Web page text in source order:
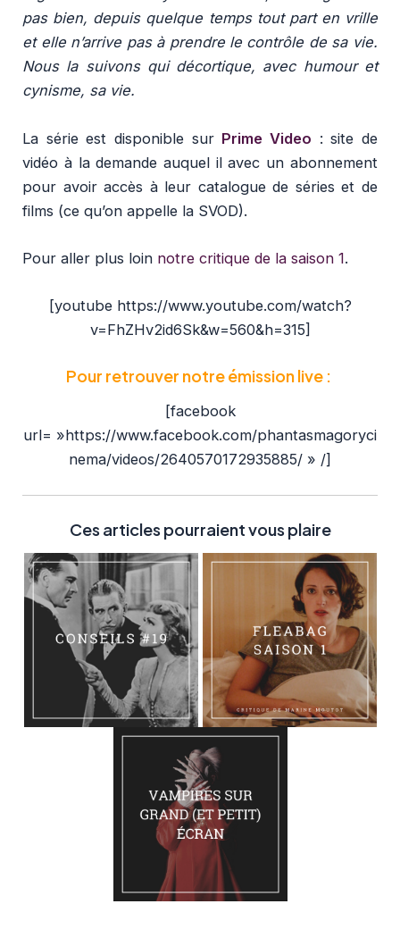
pas bien, depuis quelque temps tout part en vrille
et elle n’arrive pas à prendre le contrôle de sa vie.
Nous la suivons qui décortique, avec humour et
cynisme, sa vie.
La série est disponible sur Prime Video : site de
vidéo à la demande auquel il avec un abonnement
pour avoir accès à leur catalogue de séries et de
films (ce qu’on appelle la SVOD).
Pour aller plus loin notre critique de la saison 1.
[youtube https://www.youtube.com/watch?
v=FhZHv2id6Sk&w=560&h=315]
Pour retrouver notre émission live :
[facebook
url= »https://www.facebook.com/phantasmagoryci
nema/videos/2640570172935885/ » /]
Ces articles pourraient vous plaire